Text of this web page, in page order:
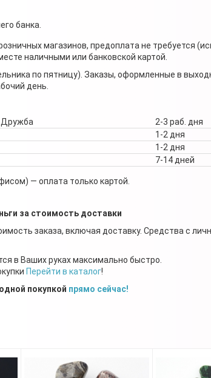
банка.
магазинов, предоплата не требуется
наличными или банковской картой.
по пятницу). Заказы, оформленные в
день.
Дружба
2-3 раб. дня
1-2 дня
1-2 дня
7-14 дней
— оплата только картой.
за стоимость доставки
заказа, включая доставку. Средства с
в Ваших руках максимально быстро.
Перейти в каталог!
покупкой прямо сейчас!